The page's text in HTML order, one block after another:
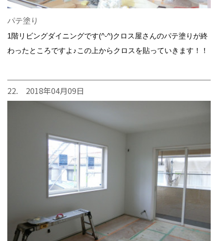
パテ塗り
1階リビングダイニングです(^-^)クロス屋さんのパテ塗りが終
わったところですよ♪この上からクロスを貼っていきます！！
22. 2018年04月09日